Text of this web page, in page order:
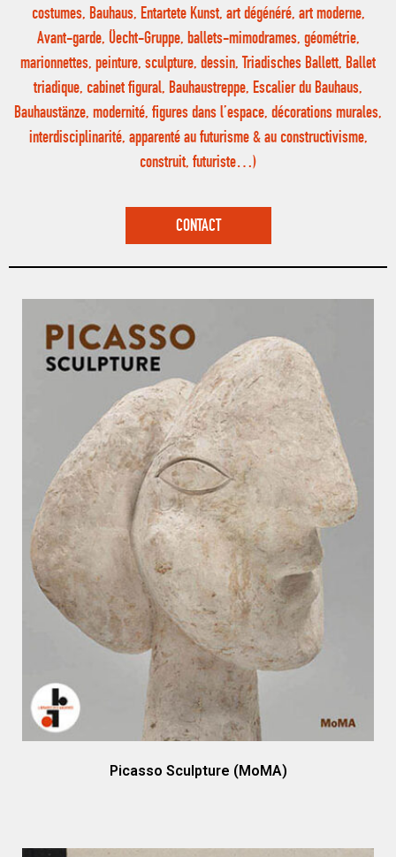
costumes, Bauhaus, Entartete Kunst, art dégénéré, art moderne,
Avant-garde, Üecht-Gruppe, ballets-mimodrames, géométrie,
marionnettes, peinture, sculpture, dessin, Triadisches Ballett, Ballet
triadique, cabinet figural, Bauhaustreppe, Escalier du Bauhaus,
Bauhaustänze, modernité, figures dans l’espace, décorations murales,
interdisciplinarité, apparenté au futurisme & au constructivisme,
construit, futuriste…)
CONTACT
Picasso Sculpture (MoMA)